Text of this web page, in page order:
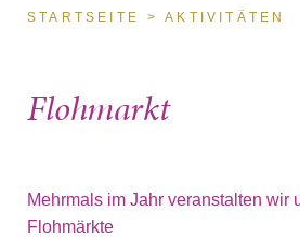
STARTSEITE AKTIVITÄTEN
Flohmarkt
Mehrmals im Jahr veranstalten wir
Flohmärkte